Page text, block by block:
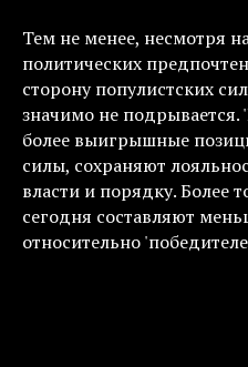
Тем не менее, несмотря
политических
сторону популистских
значимо не подрывается.
более выигрышные
силы, сохраняют
власти и порядку. Более
сегодня составляют
относительно